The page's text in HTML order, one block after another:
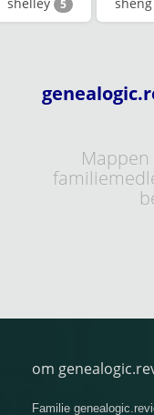
5
om
Familie